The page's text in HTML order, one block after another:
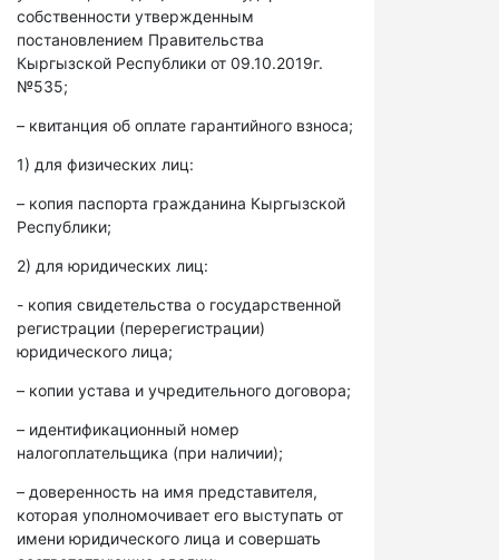
собственности утвержденным
постановлением Правительства
Кыргызской Республики от 09.10.2019г.
№535;
– квитанция об оплате гарантийного взноса;
1) для физических лиц:
– копия паспорта гражданина Кыргызской
Республики;
2) для юридических лиц:
- копия свидетельства о государственной
регистрации (перерегистрации)
юридического лица;
– копии устава и учредительного договора;
– идентификационный номер
налогоплательщика (при наличии);
– доверенность на имя представителя,
которая уполномочивает его выступать от
имени юридического лица и совершать